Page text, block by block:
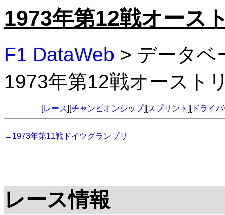
1973年第12戦オース
F1 DataWeb > データ
1973年第12戦オースト
[レース][チャンピオンシップ][スプリント ][ドライ
←1973年第11戦ドイツグランプリ
レース情報